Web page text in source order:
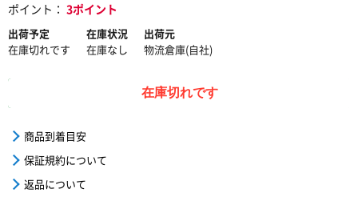
ポイント： 3ポイント
出荷予定
在庫切れです
在庫状況
在庫なし
出荷元
物流倉庫(自社)
在庫切れです
商品到着目安
保証規約について
返品について